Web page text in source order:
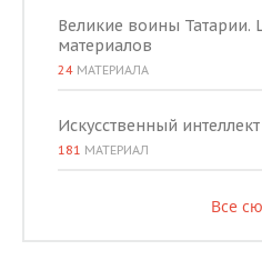
Великие воины Татарии.
материалов
24 МАТЕРИАЛА
Искусственный интеллект
181 МАТЕРИАЛ
Все